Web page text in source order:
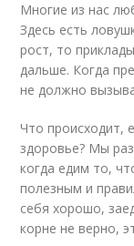
Многие из нас
Здесь есть
рост, то
дальше. Когда
не должно
Что происходит,
здоровье? Мы
когда едим то,
полезным и
себя хорошо,
корне не верно,